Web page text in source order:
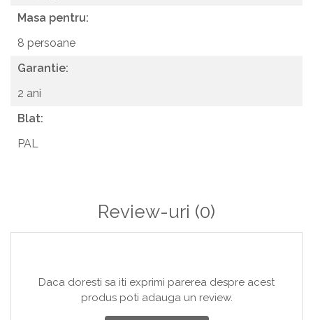
Masa pentru:
8 persoane
Garantie:
2 ani
Blat:
PAL
Review-uri (0)
Daca doresti sa iti exprimi parerea despre acest
produs poti adauga un review.